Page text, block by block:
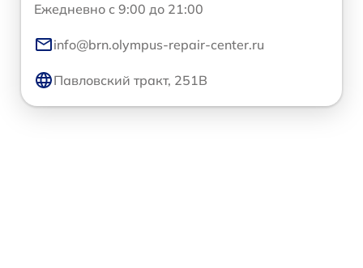
Ежедневно с 9:00 до 21:00
info@brn.olympus-repair-center.ru
Павловский тракт, 251В